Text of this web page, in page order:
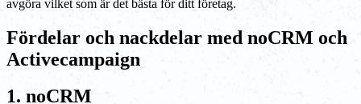
avgöra vilket som är det bästa för ditt företag.
Fördelar och nackdelar med noCRM och
Activecampaign
1. noCRM